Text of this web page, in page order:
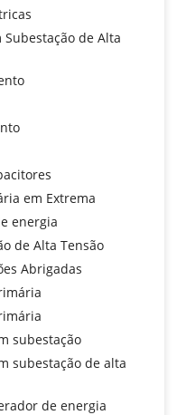
de Alta
em Extrema
energia
de Alta Tensão
Abrigadas
subestação
subestação de alta
de energia